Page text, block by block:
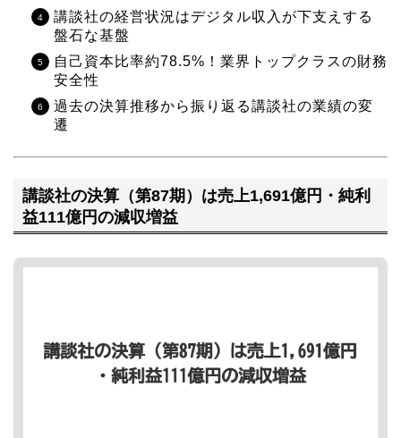
講談社の経営状況はデジタル収入が下支えする
盤石な基盤
自己資本比率約78.5%！業界トップクラスの財務
安全性
過去の決算推移から振り返る講談社の業績の変
遷
講談社の決算（第87期）は売上1,691億円・純利
益111億円の減収増益